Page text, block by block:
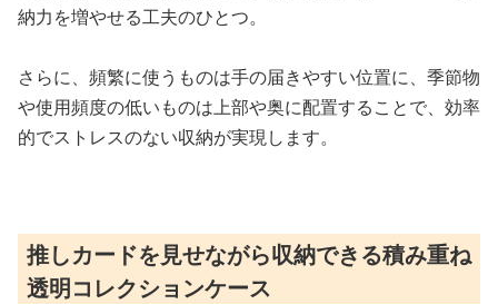
納力を増やせる工夫のひとつ。
さらに、頻繁に使うものは手の届きやすい位置に、季節物
や使用頻度の低いものは上部や奥に配置することで、効率
的でストレスのない収納が実現します。
推しカードを見せながら収納できる積み重ね
透明コレクションケース